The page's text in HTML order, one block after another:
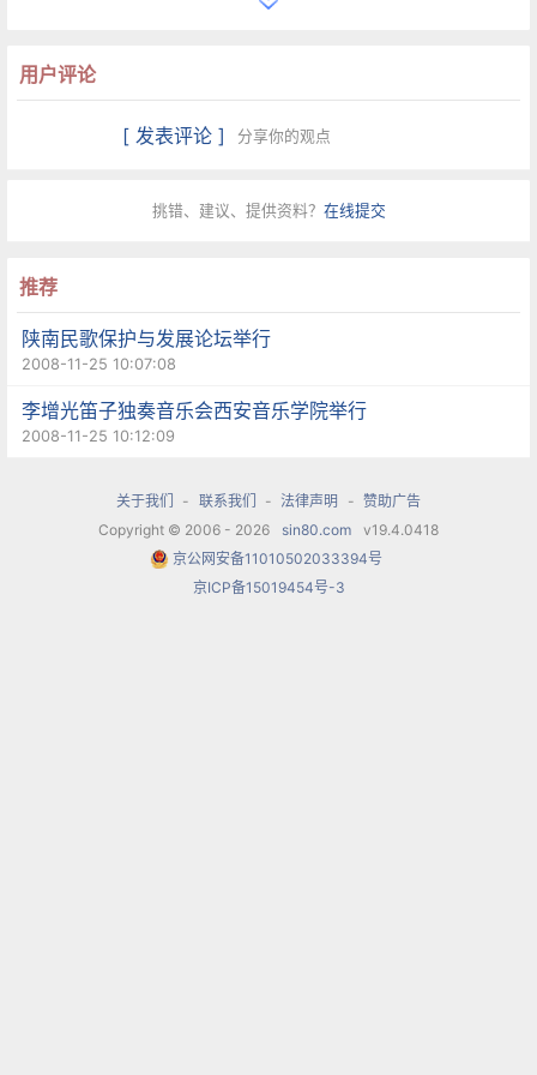
技巧的真诚，让人深受感染。说到底，这是因为他
们既掌握了丰富而独到的表现技法，又把技巧运用
情绪和手法技巧相融相汇，相得益彰。
在音乐的创作中，为创作而创作、为技巧而技巧的
情况并不鲜见。借鉴和运用一些具有表现力的形式
或技巧，使作品及其表现具有更多彩的魅力元素，
求繁复的乐段形式、和声语言，增加演奏技巧，则
涵，进而失去原创力所赖以生发的土壤。其实，我
们丝毫不必也不该唯技是求，被复杂的乐句关系或
演奏手法所迷惑。一首乐曲的成功不在于过度的炫
用户评论
[ 发表评论 ] 分享你的观点
挑错、建议、提供资料？ 在线提交
推荐
陕南民歌保护与发展论坛举行
2008-11-25 10:07:08
李增光笛子独奏音乐会西安音乐学院举行
2008-11-25 10:12:09
关于我们 - 联系我们 - 法律声明 - 赞助广告
Copyright © 2006 - 2026
sin80.com
v19.4.0418
京公网安备11010502033394号
京ICP备15019454号-3